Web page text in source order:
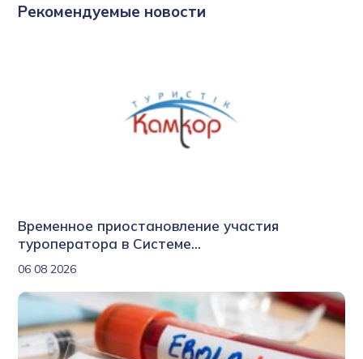
Рекомендуемые новости
Временное приостановление участия
туроператора в Системе...
06 08 2026